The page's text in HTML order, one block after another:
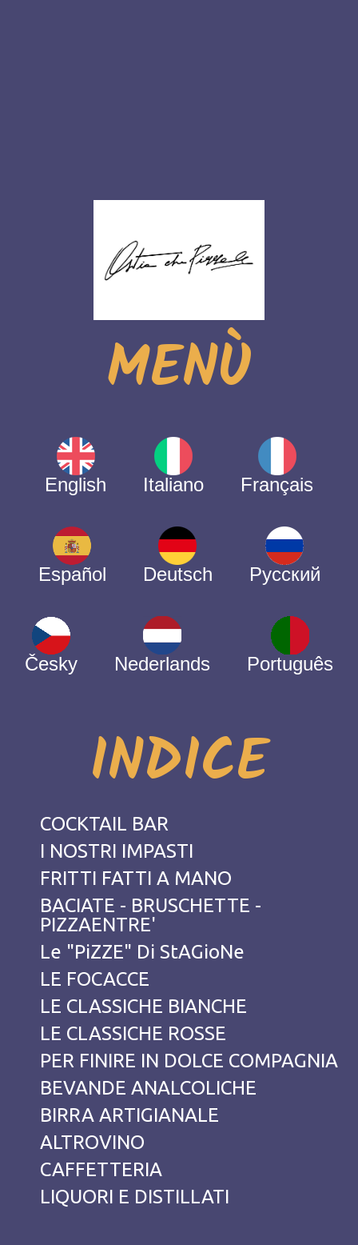
MENÙ
English Italiano Français
Español Deutsch Русский
Česky Nederlands Português
INDICE
COCKTAIL BAR
I NOSTRI IMPASTI
FRITTI FATTI A MANO
BACIATE - BRUSCHETTE -
PIZZAENTRE'
Le "PiZZE" Di StAGioNe
LE FOCACCE
LE CLASSICHE BIANCHE
LE CLASSICHE ROSSE
PER FINIRE IN DOLCE COMPAGNIA
BEVANDE ANALCOLICHE
BIRRA ARTIGIANALE
ALTROVINO
CAFFETTERIA
LIQUORI E DISTILLATI